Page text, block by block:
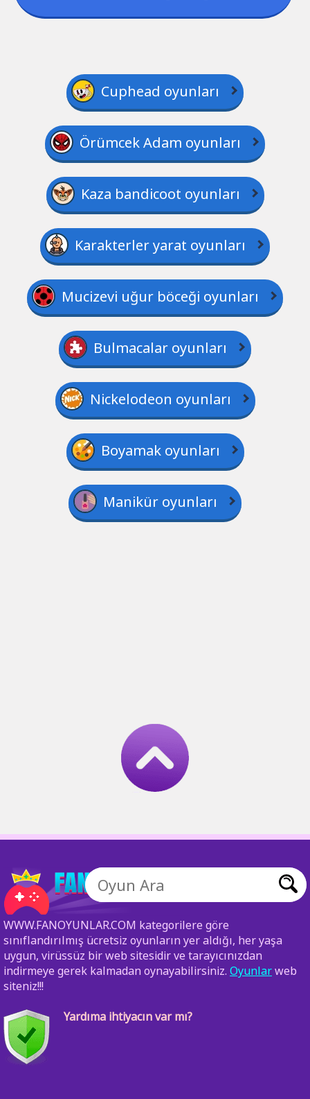
Cuphead oyunları
Örümcek Adam oyunları
Kaza bandicoot oyunları
Karakterler yarat oyunları
Mucizevi uğur böceği oyunları
Bulmacalar oyunları
Nickelodeon oyunları
Boyamak oyunları
Manikür oyunları
WWW.FANOYUNLAR.COM kategorilere göre
sınıflandırılmış ücretsiz oyunların yer aldığı, her yaşa
uygun, virüssüz bir web sitesidir ve tarayıcınızdan
indirmeye gerek kalmadan oynayabilirsiniz. Oyunlarweb
siteniz!!!
Yardıma ihtiyacın var mı?